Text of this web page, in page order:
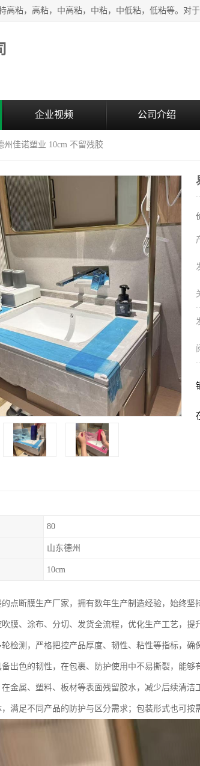
企业视频 公司介绍
州佳诺塑业 10cm 不留残胶
80
山东德州
10cm
点断膜生产厂家，拥有数年生产制造经验，始终
吹膜、涂布、分切、发货全流程，优化生产工艺，
轮检测，严格把控产品厚度、韧性、粘性等指标，确
备出色的韧性，在包裹、防护使用中不易撕裂，能
金属、塑料、板材等表面残留胶水，减少后续清
，满足不同产品的防护与区分需求；包装形式也可按